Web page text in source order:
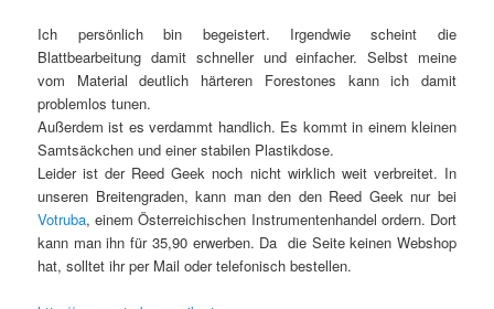
Ich persönlich bin begeistert. Irgendwie scheint die
Blattbearbeitung damit schneller und einfacher. Selbst meine
vom Material deutlich härteren Forestones kann ich damit
problemlos tunen.
Außerdem ist es verdammt handlich. Es kommt in einem kleinen
Samtsäckchen und einer stabilen Plastikdose.
Leider ist der Reed Geek noch nicht wirklich weit verbreitet. In
unseren Breitengraden, kann man den den Reed Geek nur bei
Votruba, einem Österreichischen Instrumentenhandel ordern. Dort
kann man ihn für 35,90 erwerben. Da die Seite keinen Webshop
hat, solltet ihr per Mail oder telefonisch bestellen.